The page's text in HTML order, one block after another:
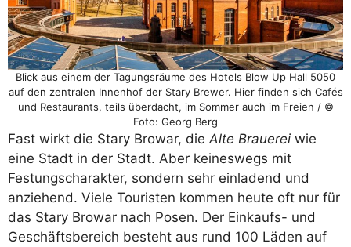
Blick aus einem der Tagungsräume des Hotels Blow Up Hall 5050
auf den zentralen Innenhof der Stary Brewer. Hier finden sich Cafés
und Restaurants, teils überdacht, im Sommer auch im Freien / ©
Foto: Georg Berg
Fast wirkt die Stary Browar, die Alte Brauerei wie
eine Stadt in der Stadt. Aber keineswegs mit
Festungscharakter, sondern sehr einladend und
anziehend. Viele Touristen kommen heute oft nur für
das Stary Browar nach Posen. Der Einkaufs- und
Geschäftsbereich besteht aus rund 100 Läden auf